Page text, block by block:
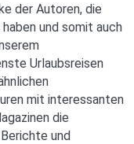
der Autoren, die
und somit auch
Urlaubsreisen
mit interessanten
die
und